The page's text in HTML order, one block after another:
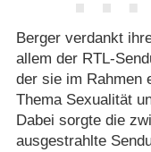
Berger verdankt
allem der RTL-
der sie im Rahmen
Thema Sexualität
Dabei sorgte die
ausgestrahlte